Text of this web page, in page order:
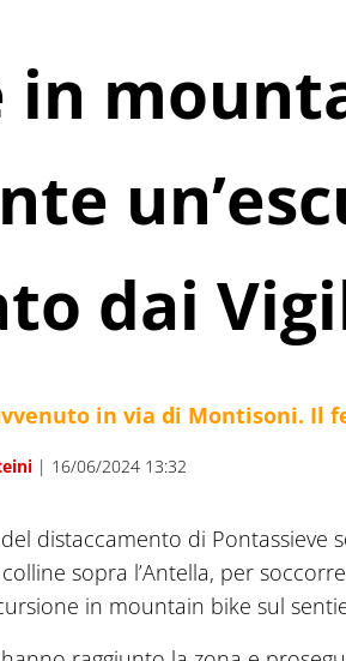
in
dai
in via di Montisoni. Il
| 16/06/2024 13:32
distaccamento di Pontassieve
sopra l’Antella, per
in mountain bike sul